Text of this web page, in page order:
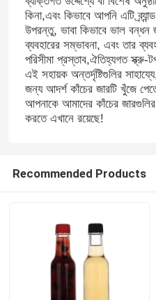
বাড়ি
আমাদের সম্পর্কে
কিনা,এবং কিভাবে আপনি এটি
উপরন্তু, ভাবা কিভাবে ভাল বন্ধন
ব্যবহারের সম্ভাবনা, এবং তার
পরিসীমা প্রস্তাব,ঐতিহ্যগত স্ক্রু-
এই সহায়ক অন্তর্দৃষ্টিগুলির
জন্য আদর্শ কাঁচের জারটি খুঁজে
আপনাকে আমাদের কাঁচের
করতে এখানে রয়েছে!
Recommended Products